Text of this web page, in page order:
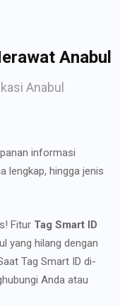
Anabul
Anabul
informasi
lengkap, hingga jenis
Fitur Tag Smart ID
yang hilang dengan
Tag Smart ID di-
Anda atau